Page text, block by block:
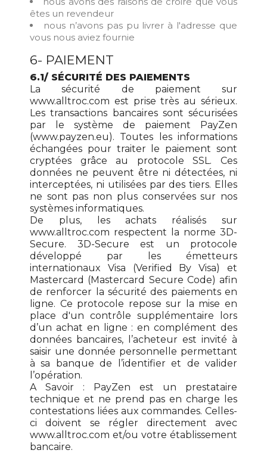
êtes un revendeur
nous n’avons pas pu livrer à l'adresse que
vous nous aviez fournie
6- PAIEMENT
6.1/ SÉCURITÉ DES PAIEMENTS
La sécurité de paiement sur
www.alltroc.com est prise très au sérieux.
Les transactions bancaires sont sécurisées
par le système de paiement PayZen
(www.payzen.eu). Toutes les informations
échangées pour traiter le paiement sont
cryptées grâce au protocole SSL. Ces
données ne peuvent être ni détectées, ni
interceptées, ni utilisées par des tiers. Elles
ne sont pas non plus conservées sur nos
systèmes informatiques.
De plus, les achats réalisés sur
www.alltroc.com respectent la norme 3D-
Secure. 3D-Secure est un protocole
développé par les émetteurs
internationaux Visa (Verified By Visa) et
Mastercard (Mastercard Secure Code) afin
de renforcer la sécurité des paiements en
ligne. Ce protocole repose sur la mise en
place d'un contrôle supplémentaire lors
d’un achat en ligne : en complément des
données bancaires, l’acheteur est invité à
saisir une donnée personnelle permettant
à sa banque de l’identifier et de valider
l’opération.
A Savoir : PayZen est un prestataire
technique et ne prend pas en charge les
contestations liées aux commandes. Celles-
ci doivent se régler directement avec
www.alltroc.com et/ou votre établissement
bancaire.